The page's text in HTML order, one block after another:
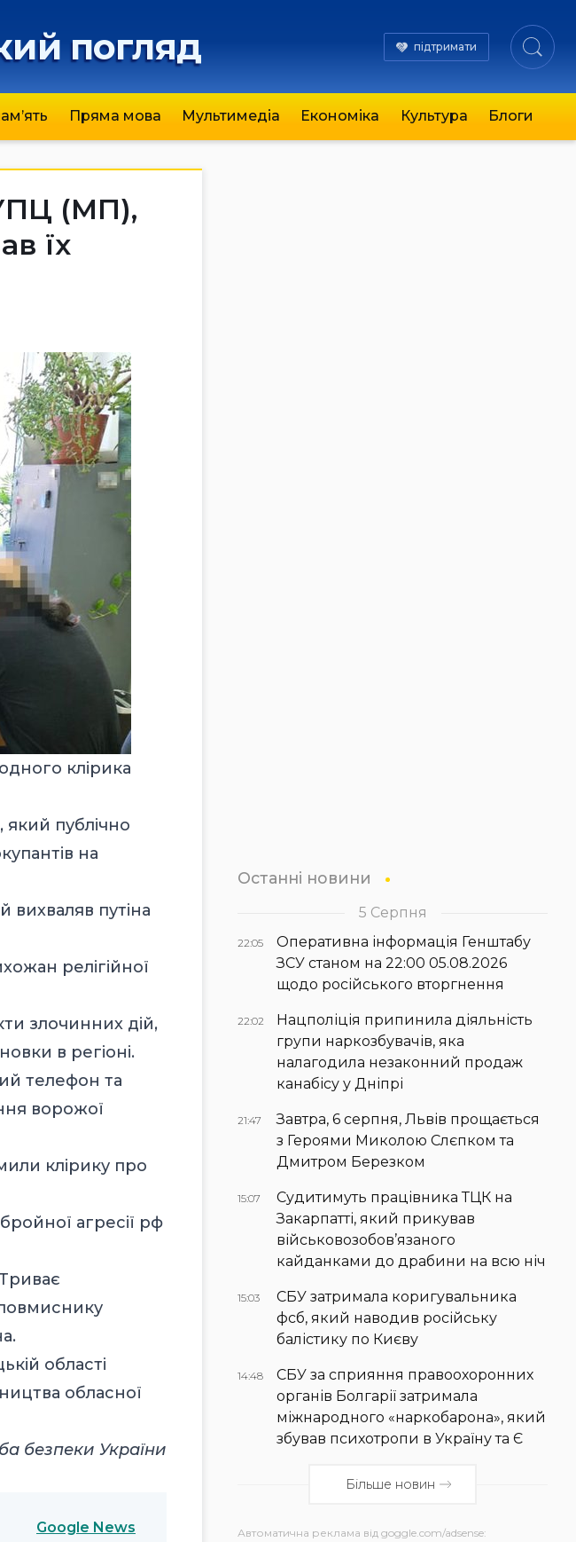
погляд підтримати
Пряма мова Мультимедіа Економіка Культура Блоги
(МП),
їх
клірика
публічно
на
вихваляв путіна
релігійної
злочинних дій,
в регіоні.
телефон та
ворожої
клірику про
агресії рф
області
обласної
безпеки України
Google News
Останні новини
5 Серпня
22:05
Оперативна інформація Генштабу
ЗСУ станом на 22:00 05.08.2026
щодо російського вторгнення
22:02
Нацполіція припинила діяльність
групи наркозбувачів, яка
налагодила незаконний продаж
канабісу у Дніпрі
21:47
Завтра, 6 серпня, Львів прощається
з Героями Миколою Слєпком та
Дмитром Березком
15:07
Судитимуть працівника ТЦК на
Закарпатті, який прикував
військовозобов’язаного
кайданками до драбини на всю ніч
15:03
СБУ затримала коригувальника
фсб, який наводив російську
балістику по Києву
14:48
СБУ за сприяння правоохоронних
органів Болгарії затримала
міжнародного «наркобарона», який
збував психотропи в Україну та Є
Більше новин
Автоматична реклама від goggle.com/adsense: